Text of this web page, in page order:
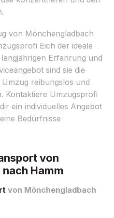
von Mönchengladbach
Eich der ideale
Erfahrung und
sind sie die
reibungslos und
Kontaktiere Umzugsprofi
ein individuelles Angebot
Bedürfnisse
von
Hamm
von Mönchengladbach